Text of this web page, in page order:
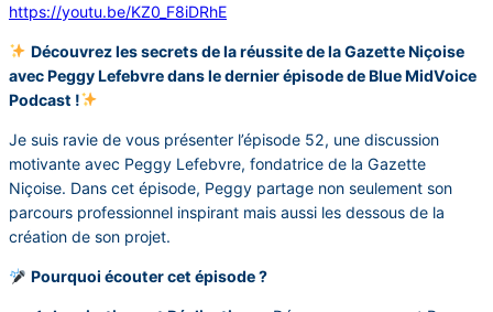
https://youtu.be/KZ0_F8iDRhE
Découvrez les secrets de la réussite de la Gazette Niçoise
avec Peggy Lefebvre dans le dernier épisode de Blue MidVoice
Podcast !
Je suis ravie de vous présenter l’épisode 52, une discussion
motivante avec Peggy Lefebvre, fondatrice de la Gazette
Niçoise. Dans cet épisode, Peggy partage non seulement son
parcours professionnel inspirant mais aussi les dessous de la
création de son projet.
Pourquoi écouter cet épisode ?